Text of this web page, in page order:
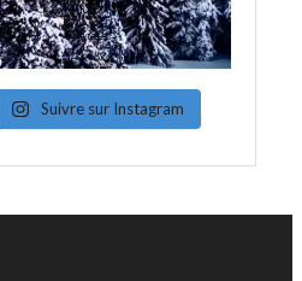
Suivre sur Instagram